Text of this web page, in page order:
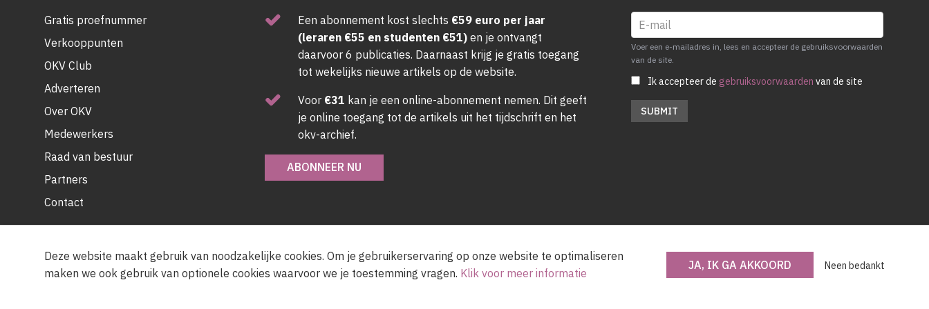
Gratis proefnummer
Verkooppunten
OKV Club
Adverteren
Over OKV
Medewerkers
Raad van bestuur
Partners
Contact
Een abonnement kost slechts €59 euro per jaar
(leraren €55 en studenten €51)en je ontvangt
daarvoor 6 publicaties. Daarnaast krijg je gratis toegang
tot wekelijks nieuwe artikels op de website.
Voor €31 kan je een online-abonnement nemen. Dit geeft
je online toegang tot de artikels uit het tijdschrift en het
okv-archief.
ABONNEER NU
Voer een e-mailadres in, lees en accepteer de gebruiksvoorwaarden
van de site.
Ik accepteer de gebruiksvoorwaarden van de site
Deze website maakt gebruik van noodzakelijke cookies. Om je gebruikerservaring op onze website te optimaliseren
maken we ook gebruik van optionele cookies waarvoor we je toestemming vragen. Klik voor meer informatie
JA, IK GA AKKOORD Neen bedankt